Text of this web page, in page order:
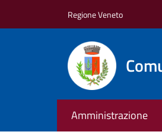
Regione Veneto
Amministrazione